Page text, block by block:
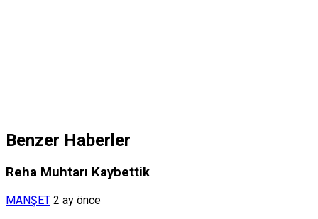
Benzer Haberler
Reha Muhtarı Kaybettik
MANŞET 2 ay önce